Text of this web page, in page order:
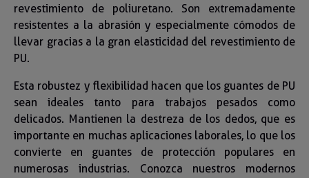
revestimiento de poliuretano. Son extremadamente
resistentes a la abrasión y especialmente cómodos de
llevar gracias a la gran elasticidad del revestimiento de
PU.
Esta robustez y flexibilidad hacen que los guantes de PU
sean ideales tanto para trabajos pesados como
delicados. Mantienen la destreza de los dedos, que es
importante en muchas aplicaciones laborales, lo que los
convierte en guantes de protección populares en
numerosas industrias. Conozca nuestros modernos